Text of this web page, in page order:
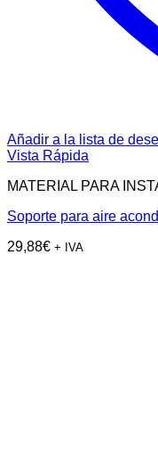
Añadir a la lista de
Vista Rápida
MATERIAL PARA
Soporte para aire
29,88€ + IVA